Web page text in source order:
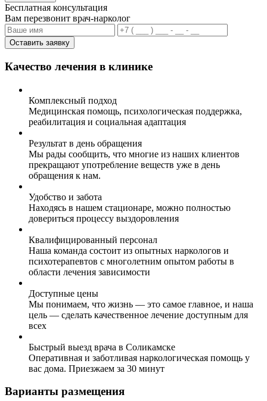
Бесплатная консультация
Вам перезвонит врач-нарколог
Оставить заявку
Качество лечения в клинике
Комплексный подход
Медицинская помощь, психологическая поддержка,
реабилитация и социальная адаптация
Результат в день обращения
Мы рады сообщить, что многие из наших клиентов
прекращают употребление веществ уже в день
обращения к нам.
Удобство и забота
Находясь в нашем стационаре, можно полностью
довериться процессу выздоровления
Квалифицированный персонал
Наша команда состоит из опытных наркологов и
психотерапевтов с многолетним опытом работы в
области лечения зависимости
Доступные цены
Мы понимаем, что жизнь — это самое главное, и наша
цель — сделать качественное лечение доступным для
всех
Быстрый выезд врача в Соликамске
Оперативная и заботливая наркологическая помощь у
вас дома. Приезжаем за 30 минут
Варианты размещения